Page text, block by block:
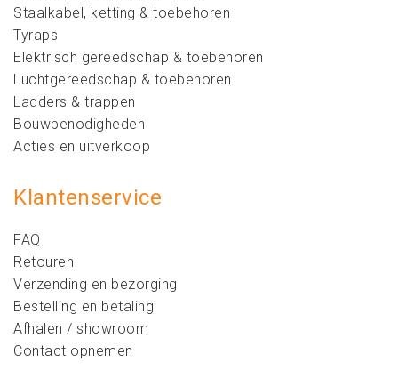
Staalkabel, ketting & toebehoren
Tyraps
Elektrisch gereedschap & toebehoren
Luchtgereedschap & toebehoren
Ladders & trappen
Bouwbenodigheden
Acties en uitverkoop
Klantenservice
FAQ
Retouren
Verzending en bezorging
Bestelling en betaling
Afhalen / showroom
Contact opnemen